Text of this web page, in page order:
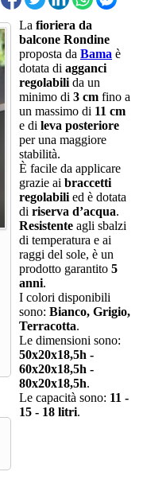
La fioriera da
balcone Rondine
proposta da Bama è
dotata di agganci
regolabili da un
minimo di 3 cm fino a
un massimo di 11 cm
e di leva posteriore
per una maggiore
stabilità.
È facile da applicare
grazie ai braccetti
regolabili ed è dotata
di riserva d’acqua.
Resistente agli sbalzi
di temperatura e ai
raggi del sole, è un
prodotto garantito 5
anni.
I colori disponibili
sono: Bianco, Grigio,
Terracotta.
Le dimensioni sono:
50x20x18,5h -
60x20x18,5h -
80x20x18,5h.
Le capacità sono: 11 -
15 - 18 litri.